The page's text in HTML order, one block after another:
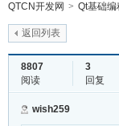
QTCN开发网 > Qt基础编
返回列表
8807
阅读
3
回复
wish259